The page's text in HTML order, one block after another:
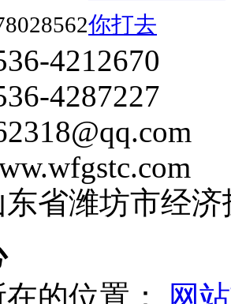
4212670
4287227
东省潍坊市经
的位置：
网